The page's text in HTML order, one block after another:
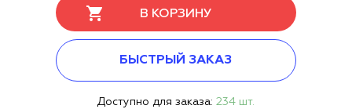
В КОРЗИНУ
БЫСТРЫЙ ЗАКАЗ
Доступно для заказа:234 шт.